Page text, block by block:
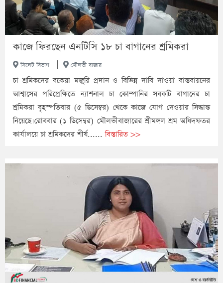
কাজে ফিরছেন এনটিসি ১৮ চা বাগানের শ্রমিকরা
সিলেট বিভাগ মৌলভী বাজার
চা শ্রমিকদের বকেয়া মজুরি প্রদান ও বিভিন্ন দাবি দাওয়া বাস্তবায়নের
আশ্বাসের পরিপ্রেক্ষিতে ন্যাশনাল চা কোম্পানির সবকটি বাগানের চা
শ্রমিকরা বৃহস্পতিবার (৫ ডিসেম্বর) থেকে কাজে যোগ দেওয়ার সিদ্ধান্ত
নিয়েছে।রোববার (১ ডিসেম্বর) মৌলভীবাজারের শ্রীমঙ্গল শ্রম অধিদফতর
কার্যালয়ে চা শ্রমিকদের শীর্ষ......বিস্তারিত >>